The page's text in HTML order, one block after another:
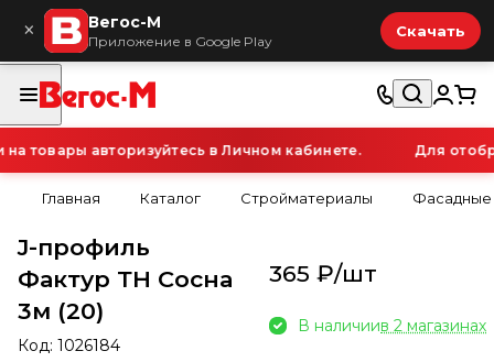
× Вегос-М
Приложение в Google Play
Скачать
авторизуйтесь в Личном кабинете. Для
Главная Каталог Стройматериалы Фасадные
J-профиль
Фактур ТН Сосна
3м (20)
Код: 1026184
365 ₽/шт
В наличиив 2 магазинах